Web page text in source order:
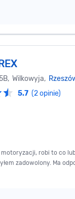
Wilkowyja,
5.7 (2 opinie)
motoryzacji, robi to co
zadowolony. Ma